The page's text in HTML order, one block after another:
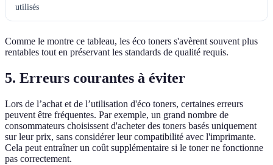
utilisés
Comme le montre ce tableau, les éco toners s'avèrent souvent plus
rentables tout en préservant les standards de qualité requis.
5. Erreurs courantes à éviter
Lors de l’achat et de l’utilisation d'éco toners, certaines erreurs
peuvent être fréquentes. Par exemple, un grand nombre de
consommateurs choisissent d'acheter des toners basés uniquement
sur leur prix, sans considérer leur compatibilité avec l'imprimante.
Cela peut entraîner un coût supplémentaire si le toner ne fonctionne
pas correctement.